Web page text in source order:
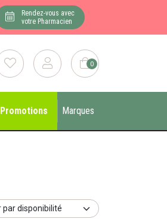
Rendez-vous avec
votre Pharmacien
0
Promotions Marques